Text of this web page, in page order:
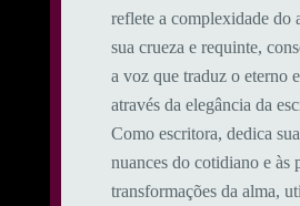
reflete a complexidade do
sua crueza e requinte,
a voz que traduz o eterno
através da elegância da
Como escritora, dedica
nuances do cotidiano e às
transformações da alma,